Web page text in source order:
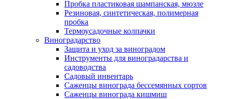
Пробка пластиковая шампанская, мюзле
Резиновая, синтетическая, полимерная
пробка
Термоусадочные колпачки
Виноградарство
Защита и уход за виноградом
Инструменты для виноградарства и
садоводства
Садовый инвентарь
Саженцы винограда бессемянных сортов
Саженцы винограда кишмиш